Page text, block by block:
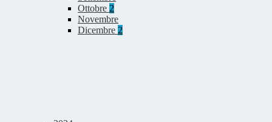
Ottobre 2
Novembre
Dicembre 2